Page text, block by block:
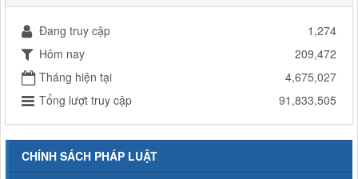
Đang truy cập
1,274
Hôm nay
209,472
Tháng hiện tại
4,675,027
Tổng lượt truy cập
91,833,505
CHÍNH SÁCH PHÁP LUẬT